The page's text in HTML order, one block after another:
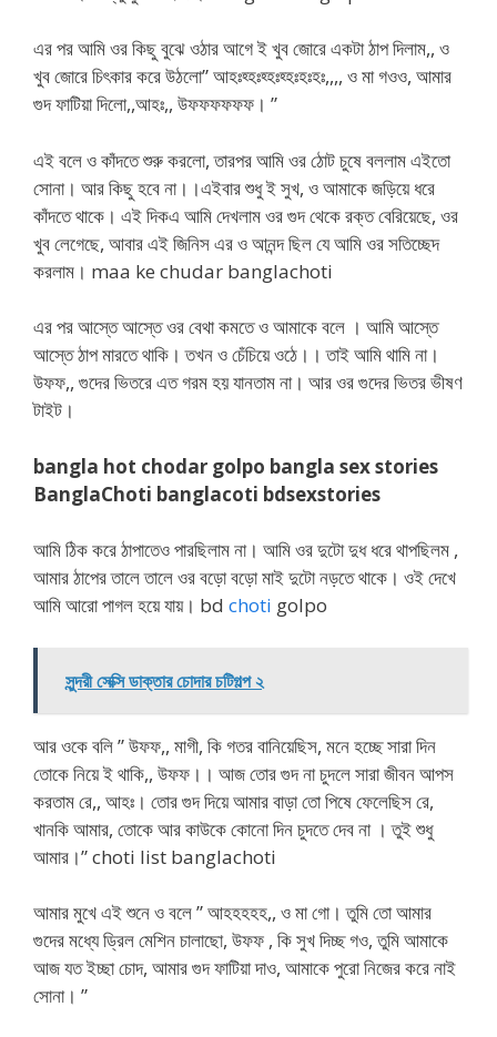
এর পর আমি ওর কিছু বুঝে ওঠার আগে ই খুব জোরে একটা ঠাপ দিলাম,, ও
খুব জোরে চিৎকার করে উঠলো” আহঃহ্হঃহ্হঃহ্হঃহঃহঃ,,,, ও মা গওও, আমার
গুদ ফাটিয়া দিলো,,আহঃ,, উফফফফফফ। ”
এই বলে ও কাঁদতে শুরু করলো, তারপর আমি ওর ঠোট চুষে বললাম এইতো
সোনা। আর কিছু হবে না।।এইবার শুধু ই সুখ, ও আমাকে জড়িয়ে ধরে
কাঁদতে থাকে। এই দিকএ আমি দেখলাম ওর গুদ থেকে রক্ত বেরিয়েছে, ওর
খুব লেগেছে, আবার এই জিনিস এর ও আনন্দ ছিল যে আমি ওর সতিচ্ছেদ
করলাম। maa ke chudar banglachoti
এর পর আস্তে আস্তে ওর বেথা কমতে ও আমাকে বলে । আমি আস্তে
আস্তে ঠাপ মারতে থাকি। তখন ও চেঁচিয়ে ওঠে।। তাই আমি থামি না।
উফফ,, গুদের ভিতরে এত গরম হয় যানতাম না। আর ওর গুদের ভিতর ভীষণ
টাইট।
bangla hot chodar golpo bangla sex stories
BanglaChoti banglacoti bdsexstories
আমি ঠিক করে ঠাপাতেও পারছিলাম না। আমি ওর দুটো দুধ ধরে থাপছিলম ,
আমার ঠাপের তালে তালে ওর বড়ো বড়ো মাই দুটো নড়তে থাকে। ওই দেখে
আমি আরো পাগল হয়ে যায়। bd choti golpo
সুন্দরী সেক্সি ডাক্তার চোদার চটিগল্প ২
আর ওকে বলি ” উফফ,, মাগী, কি গতর বানিয়েছিস, মনে হচ্ছে সারা দিন
তোকে নিয়ে ই থাকি,, উফফ।। আজ তোর গুদ না চুদলে সারা জীবন আপস
করতাম রে,, আহঃ। তোর গুদ দিয়ে আমার বাড়া তো পিষে ফেলেছিস রে,
খানকি আমার, তোকে আর কাউকে কোনো দিন চুদতে দেব না । তুই শুধু
আমার।” choti list banglachoti
আমার মুখে এই শুনে ও বলে ” আহহহহহ,, ও মা গো। তুমি তো আমার
গুদের মধ্যে ড্রিল মেশিন চালাছো, উফফ , কি সুখ দিচ্ছ গও, তুমি আমাকে
আজ যত ইচ্ছা চোদ, আমার গুদ ফাটিয়া দাও, আমাকে পুরো নিজের করে নাই
সোনা। ”